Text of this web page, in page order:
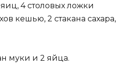
4 столовых ложки
кешью, 2 стакана сахара,
муки и 2 яйца.